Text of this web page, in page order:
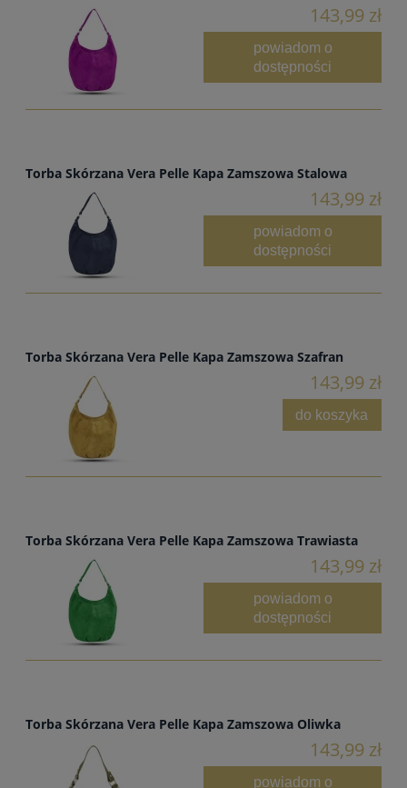
143,99 zł
powiadom o
dostępności
Torba Skórzana Vera Pelle Kapa Zamszowa Stalowa
143,99 zł
powiadom o
dostępności
Torba Skórzana Vera Pelle Kapa Zamszowa Szafran
143,99 zł
do koszyka
Torba Skórzana Vera Pelle Kapa Zamszowa Trawiasta
143,99 zł
powiadom o
dostępności
Torba Skórzana Vera Pelle Kapa Zamszowa Oliwka
143,99 zł
powiadom o